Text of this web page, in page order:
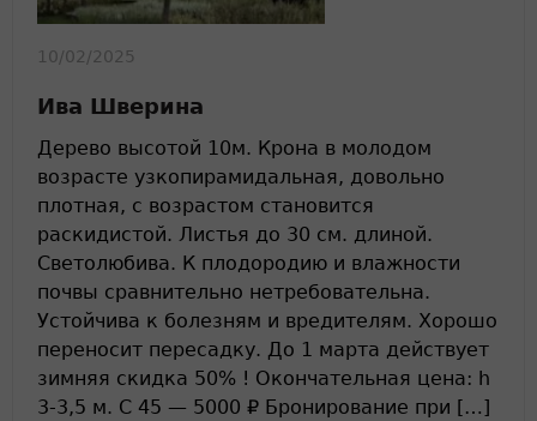
10/02/2025
Ива Шверина
Дерево высотой 10м. Крона в молодом
возрасте узкопирамидальная, довольно
плотная, с возрастом становится
раскидистой. Листья до 30 см. длиной.
Светолюбива. К плодородию и влажности
почвы сравнительно нетребовательна.
Устойчива к болезням и вредителям. Хорошо
переносит пересадку. До 1 марта действует
зимняя скидка 50% ! Окончательная цена: h
3-3,5 м. С 45 — 5000 ₽ Бронирование при […]